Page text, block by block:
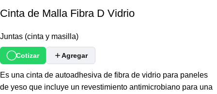
Cinta de Malla Fibra D Vidrio
Juntas (cinta y masilla)
Cotizar Agregar
Es una cinta de autoadhesiva de fibra de vidrio para paneles
de yeso que incluye un revestimiento antimicrobiano para una